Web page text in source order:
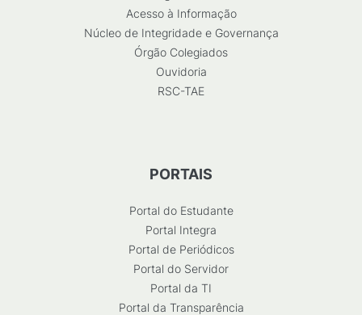
Acesso à Informação
Núcleo de Integridade e Governança
Órgão Colegiados
Ouvidoria
RSC-TAE
PORTAIS
Portal do Estudante
Portal Integra
Portal de Periódicos
Portal do Servidor
Portal da TI
Portal da Transparência